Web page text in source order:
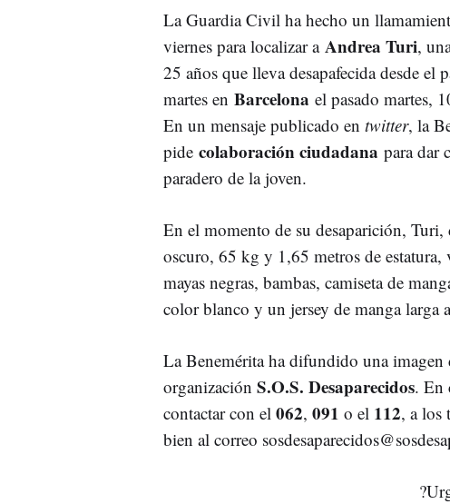
La Guardia Civil ha hecho un
viernes para localizar a Andrea Turi,
25 años que lleva desapafecida desde el
martes en Barcelona el pasado martes,
En un mensaje publicado en twitter, la
pide colaboración ciudadana para dar
paradero de la joven.
En el momento de su desaparición, Turi,
oscuro, 65 kg y 1,65 metros de estatura,
mayas negras, bambas, camiseta de
color blanco y un jersey de manga larga
La Benemérita ha difundido una
organización S.O.S. Desaparecidos. En
contactar con el 062, 091 o el 112, a los
bien al correo